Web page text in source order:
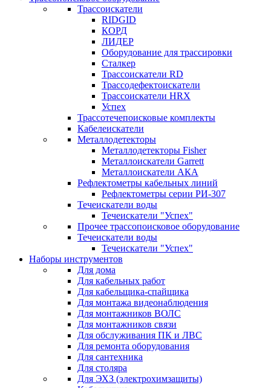
Трассоискатели
RIDGID
КОРД
ЛИДЕР
Оборудование для трассировки
Сталкер
Трасcоискатели RD
Трассодефектоискатели
Трассоискатели HRX
Успех
Трассотечепоисковые комплекты
Кабелеискатели
Металлодетекторы
Металлодетекторы Fisher
Металлоискатели Garrett
Металлоискатели АКА
Рефлектометры кабельных линий
Рефлектометры серии РИ-307
Течеискатели воды
Течеискатели "Успех"
Прочее трассопоисковое оборудование
Течеискатели воды
Течеискатели "Успех"
Наборы инструментов
Для дома
Для кабельных работ
Для кабельщика-спайщика
Для монтажа видеонаблюдения
Для монтажников ВОЛС
Для монтажников связи
Для обслуживания ПК и ЛВС
Для ремонта оборудования
Для сантехника
Для столяра
Для ЭХЗ (электрохимзащиты)